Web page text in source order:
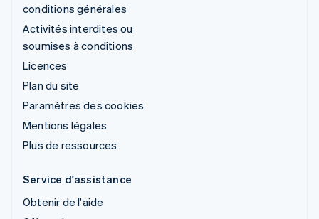
conditions générales
Activités interdites ou
soumises à conditions
Licences
Plan du site
Paramètres des cookies
Mentions légales
Plus de ressources
Service d'assistance
Obtenir de l'aide